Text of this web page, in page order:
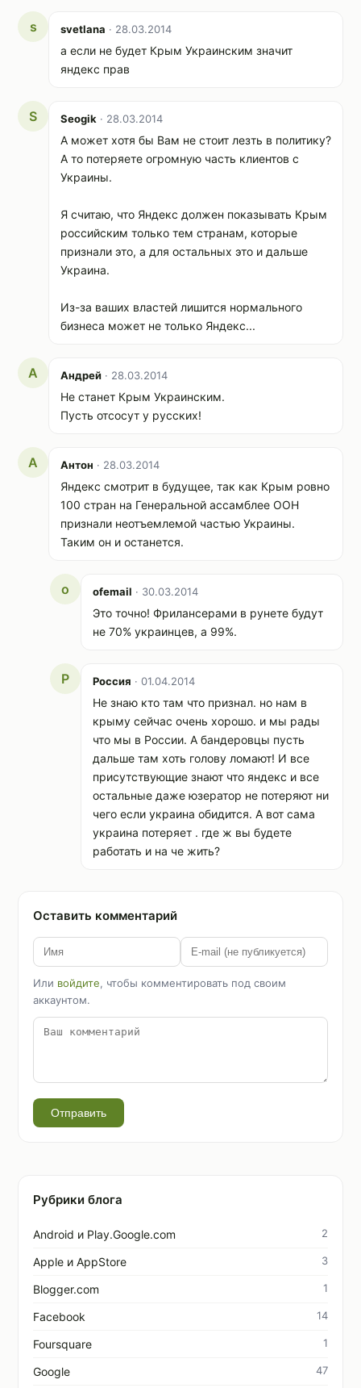
s svetlana · 28.03.2014
а если не будет Крым Украинским значит
яндекс прав
S Seogik · 28.03.2014
А может хотя бы Вам не стоит лезть в политику?
А то потеряете огромную часть клиентов с
Украины.
Я считаю, что Яндекс должен показывать Крым
российским только тем странам, которые
признали это, а для остальных это и дальше
Украина.
Из-за ваших властей лишится нормального
бизнеса может не только Яндекс...
А Андрей · 28.03.2014
Не станет Крым Украинским.
Пусть отсосут у русских!
А Антон · 28.03.2014
Яндекс смотрит в будущее, так как Крым ровно
100 стран на Генеральной ассамблее ООН
признали неотъемлемой частью Украины.
Таким он и останется.
o ofemail · 30.03.2014
Это точно! Фрилансерами в рунете будут
не 70% украинцев, а 99%.
Р Россия · 01.04.2014
Не знаю кто там что признал. но нам в
крыму сейчас очень хорошо. и мы рады
что мы в России. А бандеровцы пусть
дальше там хоть голову ломают! И все
присутствующие знают что яндекс и все
остальные даже юзератор не потеряют ни
чего если украина обидится. А вот сама
украина потеряет . где ж вы будете
работать и на че жить?
Оставить комментарий
Или войдите, чтобы комментировать под своим
аккаунтом.
Отправить
Рубрики блога
Android и Play.Google.com 2
Apple и AppStore 3
Blogger.com 1
Facebook 14
Foursquare 1
Google 47